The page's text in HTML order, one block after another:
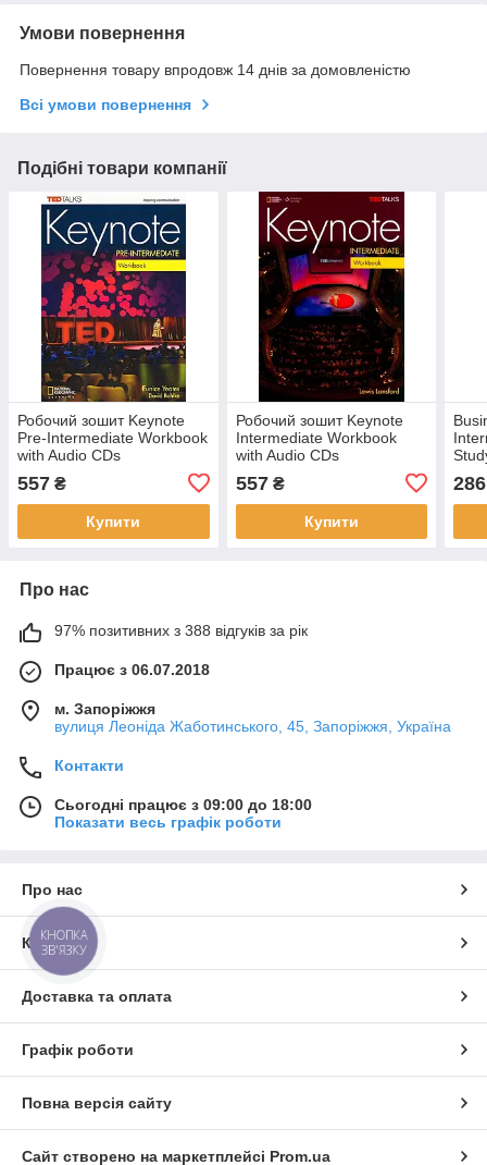
Умови повернення
Повернення товару впродовж 14 днів за домовленістю
Всі умови повернення
Подібні товари компанії
Робочий зошит Keynote
Pre-Intermediate Workbook
with Audio CDs
557 ₴
Купити
Робочий зошит Keynote
Intermediate Workbook
with Audio CDs
557₴
Купити
286
Про нас
97% позитивних з 388 відгуків за рік
Працює з 06.07.2018
м. Запоріжжя
вулиця Леоніда Жаботинського, 45, Запоріжжя, Україна
Контакти
Сьогодні працює з 09:00 до 18:00
Показати весь графік роботи
Про нас
Контакти
Доставка та оплата
Графік роботи
Повна версія сайту
Сайт створено на маркетплейсі Prom.ua
КНОПКА
ЗВ'ЯЗКУ